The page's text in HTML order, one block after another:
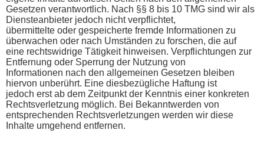
Gesetzen verantwortlich. Nach §§ 8 bis 10 TMG sind wir als
Diensteanbieter jedoch nicht verpflichtet,
übermittelte oder gespeicherte fremde Informationen zu
überwachen oder nach Umständen zu forschen, die auf
eine rechtswidrige Tätigkeit hinweisen. Verpflichtungen zur
Entfernung oder Sperrung der Nutzung von
Informationen nach den allgemeinen Gesetzen bleiben
hiervon unberührt. Eine diesbezügliche Haftung ist
jedoch erst ab dem Zeitpunkt der Kenntnis einer konkreten
Rechtsverletzung möglich. Bei Bekanntwerden von
entsprechenden Rechtsverletzungen werden wir diese
Inhalte umgehend entfernen.